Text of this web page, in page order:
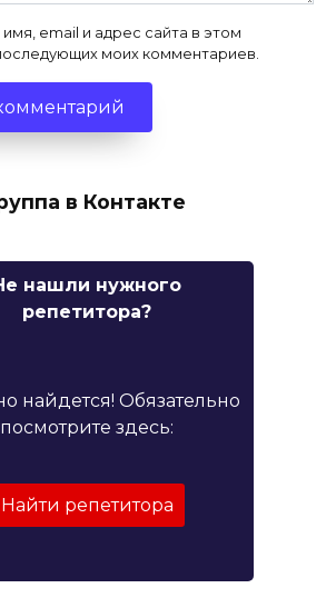
email и адрес сайта в этом
моих комментариев.
в Контакте
нашли нужного
репетитора?
найдется! Обязательно
посмотрите здесь:
Найти репетитора